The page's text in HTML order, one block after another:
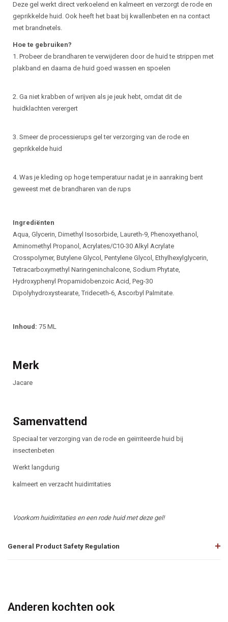
Deze gel werkt direct verkoelend en kalmeert en verzorgt de rode en
geprikkelde huid. Ook heeft het baat bij kwallenbeten en na contact
met brandnetels.
Hoe te gebruiken?
1. Probeer de brandharen te verwijderen door de huid te strippen met
plakband en daarna de huid goed wassen en spoelen
2. Ga niet krabben of wrijven als je jeuk hebt, omdat dit de
huidklachten verergert
3. Smeer de processierups gel ter verzorging van de rode en
geprikkelde huid
4. Was je kleding op hoge temperatuur nadat je in aanraking bent
geweest met de brandharen van de rups
Ingrediënten
Aqua, Glycerin, Dimethyl Isosorbide, Laureth-9, Phenoxyethanol,
Aminomethyl Propanol, Acrylates/C10-30 Alkyl Acrylate
Crosspolymer, Butylene Glycol, Pentylene Glycol, Ethylhexylglycerin,
Tetracarboxymethyl Naringeninchalcone, Sodium Phytate,
Hydroxyphenyl Propamidobenzoic Acid, Peg-30
Dipolyhydroxystearate, Trideceth-6, Ascorbyl Palmitate.
Inhoud: 75 ML
Merk
Jacare
Samenvattend
Speciaal ter verzorging van de rode en geïrriteerde huid bij
insectenbeten
Werkt langdurig
kalmeert en verzacht huidirritaties
Voorkom huidirritaties en een rode huid met deze gel!
General Product Safety Regulation
Anderen kochten ook